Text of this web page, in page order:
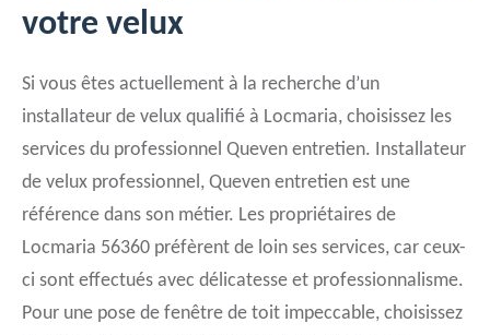
votre velux
Si vous êtes actuellement à la recherche d’un
installateur de velux qualifié à Locmaria, choisissez les
services du professionnel Queven entretien. Installateur
de velux professionnel, Queven entretien est une
référence dans son métier. Les propriétaires de
Locmaria 56360 préfèrent de loin ses services, car ceux-
ci sont effectués avec délicatesse et professionnalisme.
Pour une pose de fenêtre de toit impeccable, choisissez